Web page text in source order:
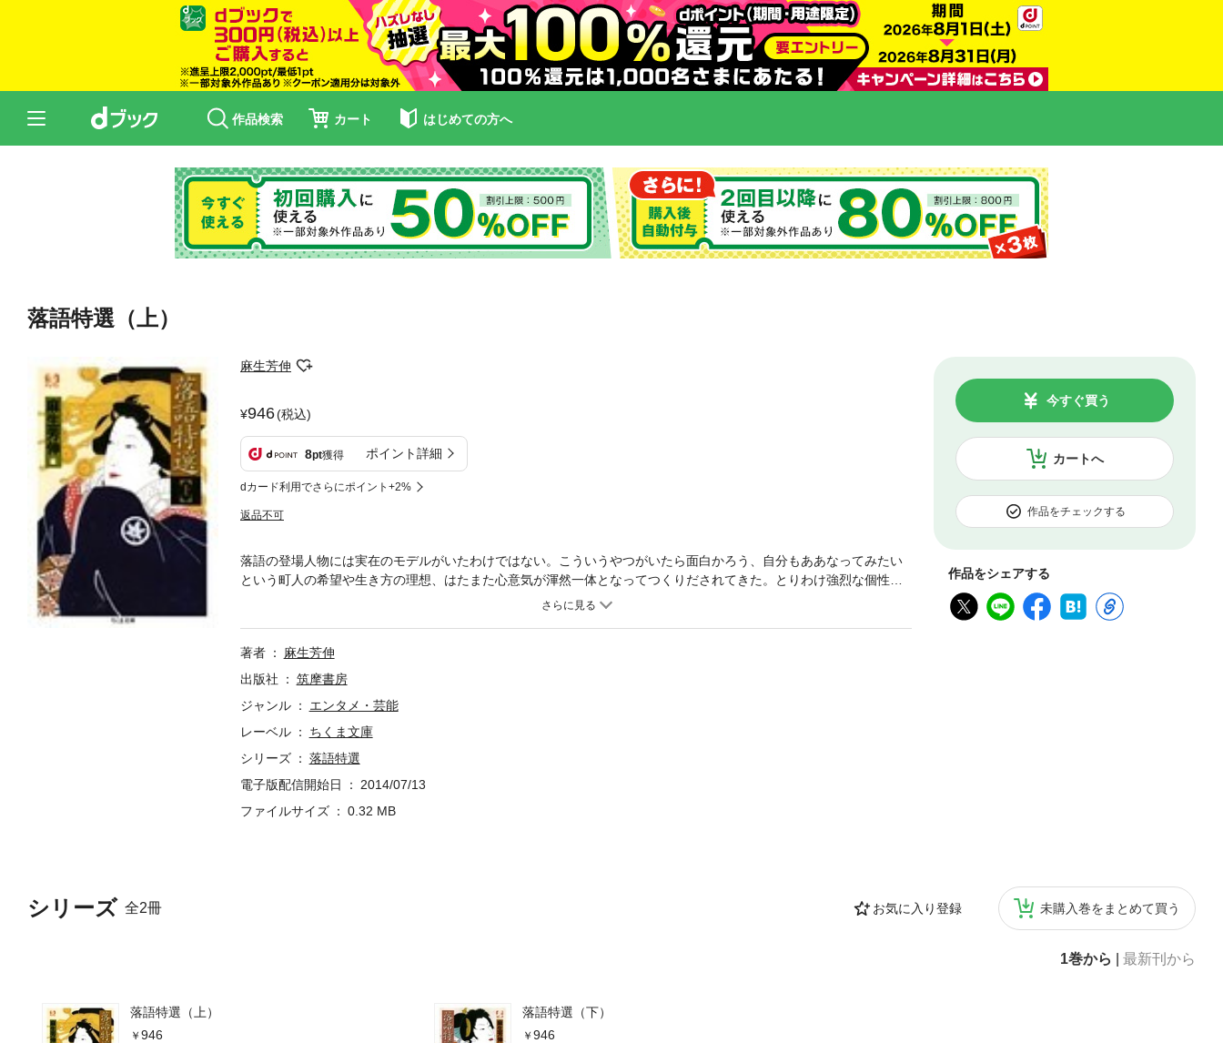
作品検索 カート はじめての方へ
落語特選（上）
麻生芳伸
946(税込)
8pt獲得 ポイント詳細
dカード利用でさらにポイント+2%
返品不可
カートへ
今すぐ買う
作品をチェックする
作品をシェアする
シリーズ 全2冊 お気に入り登録 未購入巻をまとめて買う
1巻から 最新刊から
落語特選（上）
946
落語特選（下）
946
落語の登場人物には実在のモデルがいたわけではない。こういうやつがいたら面白かろう、自分もああなってみたい
という町人の希望や生き方の理想、はたまた心意気が渾然一体となってつくりだされてきた。とりわけ強烈な個性の
主人公を集めた２冊の（上）には、借り手の審査が異常に厳しい大家の「小言幸兵衛」、喧嘩の罰で頭を剃られた仕
著者
麻生芳伸
出版社
筑摩書房
ジャンル
エンタメ・芸能
レーベル
ちくま文庫
シリーズ
落語特選
電子版配信開始日
2014/07/13
ファイルサイズ
0.32 MB